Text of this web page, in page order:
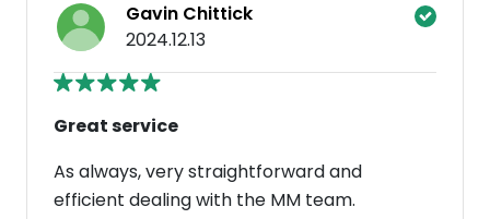
Gavin Chittick
2024.12.13
Great service
As always, very straightforward and
efficient dealing with the MM team.